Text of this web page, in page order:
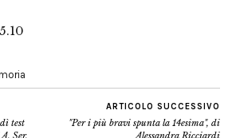
test
ARTICOLO SUCCESSIVO
"Per i più bravi spunta la 14esima", di